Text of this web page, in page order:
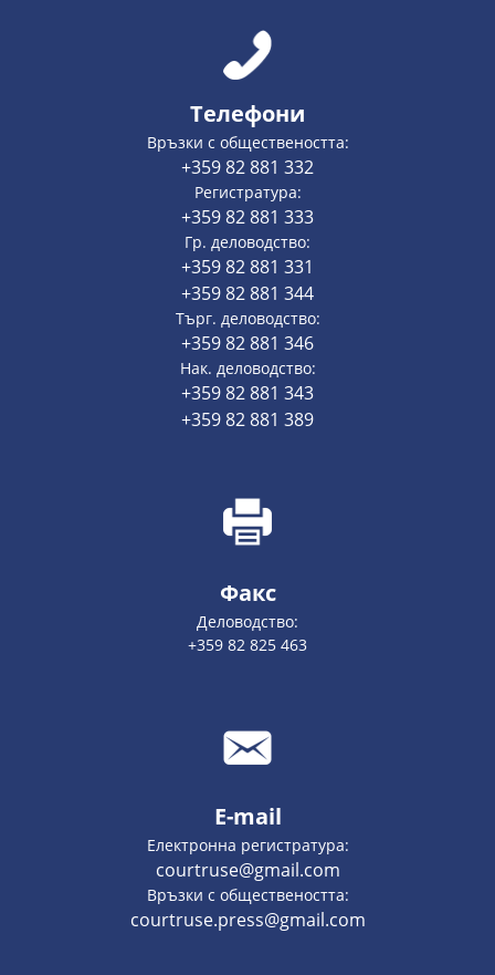
Телефони
Връзки с обществеността:
+359 82 881 332
Регистратура:
+359 82 881 333
Гр. деловодство:
+359 82 881 331
+359 82 881 344
Търг. деловодство:
+359 82 881 346
Нак. деловодство:
+359 82 881 343
+359 82 881 389
Факс
Деловодство:
+359 82 825 463
E-mail
Електронна регистратура:
courtruse@gmail.com
Връзки с обществеността:
courtruse.press@gmail.com